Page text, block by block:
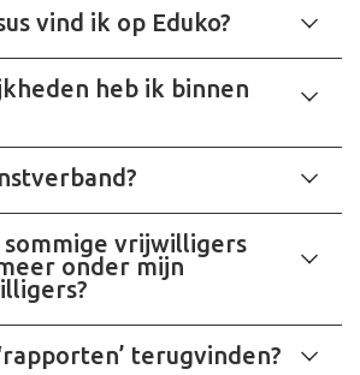
vind ik op Eduko?
heb ik binnen
sommige vrijwilligers
onder mijn
terugvinden?